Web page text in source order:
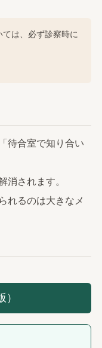
は、必ず診察時に
待合室で知り合い
消されます。
れるのは大きなメ